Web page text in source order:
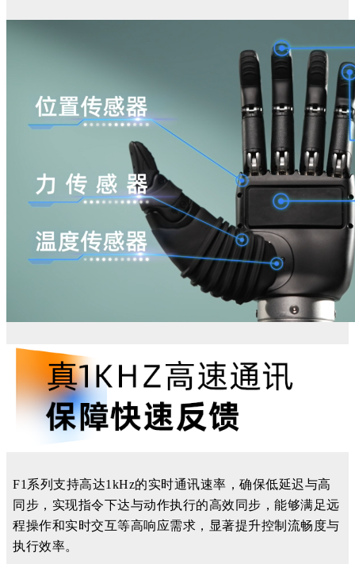
F1系列支持高达1kHz的实时通讯速率， 确保低延迟与高
同步 ， 实现指令下达与动作执行的高效同步，能够满足远
程操作和实时交互等高响应需求，显著提升控制流畅度与
执行效率。